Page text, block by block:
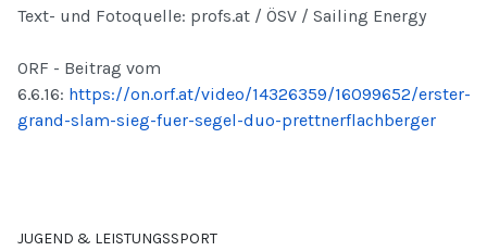
Text- und Fotoquelle: profs.at / ÖSV / Sailing Energy
ORF - Beitrag vom
6.6.16: https://on.orf.at/video/14326359/16099652/erster-
grand-slam-sieg-fuer-segel-duo-prettnerflachberger
JUGEND & LEISTUNGSSPORT